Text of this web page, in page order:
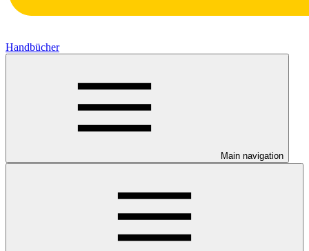
Handbücher
Main navigation